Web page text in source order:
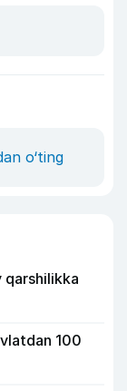
o‘ting
qarshilikka
100